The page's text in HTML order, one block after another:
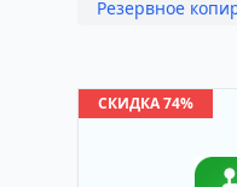
Резервное
СКИДКА 74%